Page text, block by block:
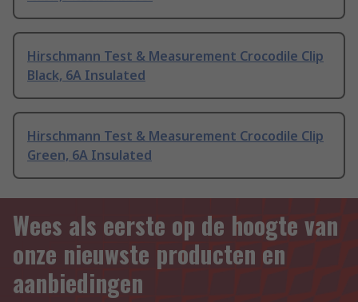
Hirschmann Test & Measurement Crocodile Clip
Black, 6A Insulated
Hirschmann Test & Measurement Crocodile Clip
Green, 6A Insulated
Wees als eerste op de hoogte van
onze nieuwste producten en
aanbiedingen